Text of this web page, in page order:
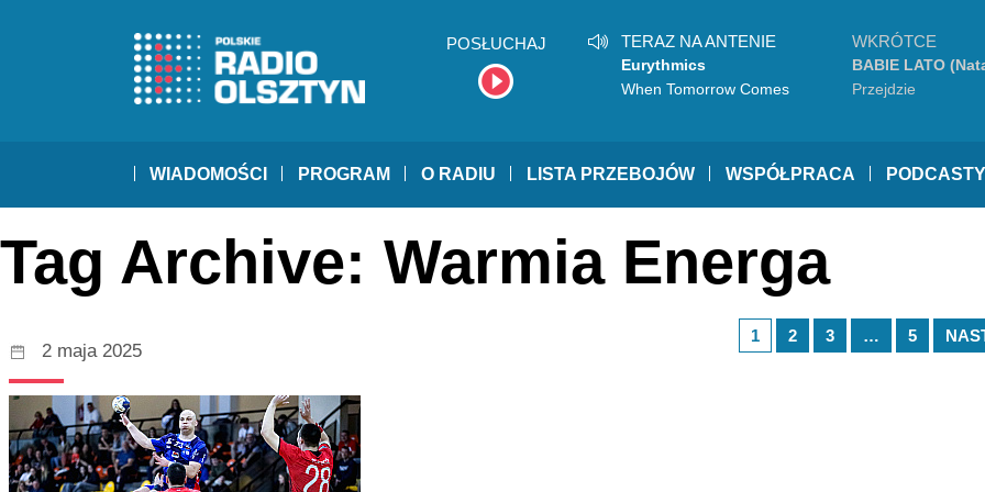
POSŁUCHAJ TERAZ NA ANTENIE
Eurythmics
When Tomorrow Comes
WKRÓTCE
BABIE LATO
Grosiak, BELA,
Przejdzie
WIADOMOŚCI PROGRAM O RADIU LISTA PRZEBOJÓW WSPÓŁPRACA PODCASTY
Tag Archive: Warmia Energa
2 maja 2025
1 2 3 … 5